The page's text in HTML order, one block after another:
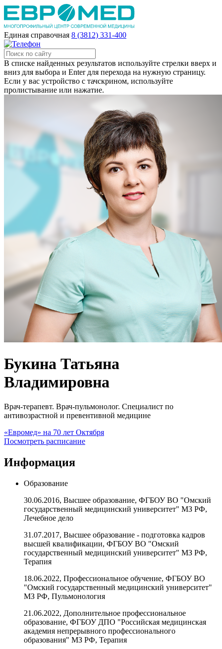
Единая справочная 8 (3812) 331-400
В списке найденных результатов используйте стрелки вверх и
вниз для выбора и Enter для перехода на нужную страницу.
Если у вас устройство с тачскрином, используйте
пролистывание или нажатие.
Букина Татьяна
Владимировна
Врач-терапевт. Врач-пульмонолог. Специалист по
антивозрастной и превентивной медицине
«Евромед» на 70 лет Октября
Посмотреть расписание
Информация
Образование
30.06.2016, Высшее образование, ФГБОУ ВО "Омский
государственный медицинский университет" МЗ РФ,
Лечебное дело
31.07.2017, Высшее образование - подготовка кадров
высшей квалификации, ФГБОУ ВО "Омский
государственный медицинский университет" МЗ РФ,
Терапия
18.06.2022, Профессиональное обучение, ФГБОУ ВО
"Омский государственный медицинский университет"
МЗ РФ, Пульмонология
21.06.2022, Дополнительное профессиональное
образование, ФГБОУ ДПО "Российская медицинская
академия непрерывного профессионального
образования" МЗ РФ, Терапия